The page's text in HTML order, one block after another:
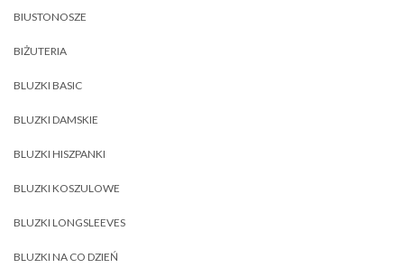
BIUSTONOSZE
BIŻUTERIA
BLUZKI BASIC
BLUZKI DAMSKIE
BLUZKI HISZPANKI
BLUZKI KOSZULOWE
BLUZKI LONGSLEEVES
BLUZKI NA CO DZIEŃ